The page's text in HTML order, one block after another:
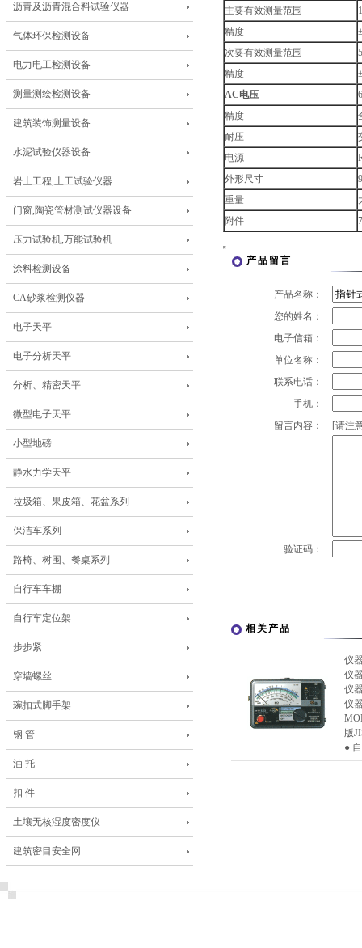
沥青及沥青混合料试验仪器
气体环保检测设备
电力电工检测设备
测量测绘检测设备
建筑装饰测量设备
水泥试验仪器设备
岩土工程,土工试验仪器
门窗,陶瓷管材测试仪器设备
压力试验机,万能试验机
涂料检测设备
CA砂浆检测仪器
电子天平
电子分析天平
分析、精密天平
微型电子天平
小型地磅
静水力学天平
垃圾箱、果皮箱、花盆系列
保洁车系列
路椅、树围、餐桌系列
自行车车棚
自行车定位架
步步紧
穿墙螺丝
琬扣式脚手架
钢 管
油 托
扣 件
土壤无核湿度密度仪
建筑密目安全网
主要有效测量范围
精度
次要有效测量范围
精度
AC电压
精度
耐压
电源
外形尺寸
重量
附件
产品留言
产品名称：
您的姓名：
电子信箱：
单位名称：
联系电话：
手机：
留言内容：
[请注
验证码：
相关产品
仪
仪
仪
仪
版
●